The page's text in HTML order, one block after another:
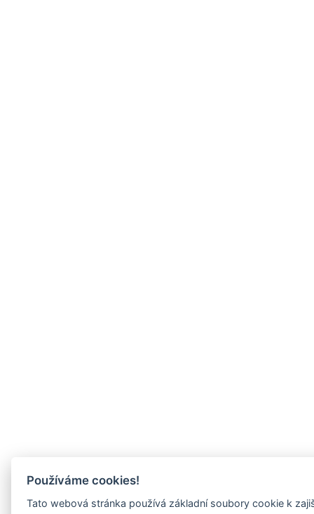
Používáme cookies!
Tato webová stránka používá základní soubory cookie k